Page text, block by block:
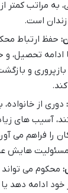
به مراتب
است.
حفظ ارتباط
ادامه تحصیل،
بازپروری و
دوری از خانواده،
آسیب های
را فراهم می
مسئولیت هایش
محکوم می
خود ادامه دهد